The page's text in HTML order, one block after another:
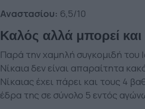
Αναστασίου: 6,5/10
Καλός αλλά μπορεί
Παρά την χαμηλή συγκομιδή του
Νίκαια δεν είναι απαραίτητα
Νίκαιας έχει πάρει και τους 4
έδρα της σε σύνολο 5 εντός